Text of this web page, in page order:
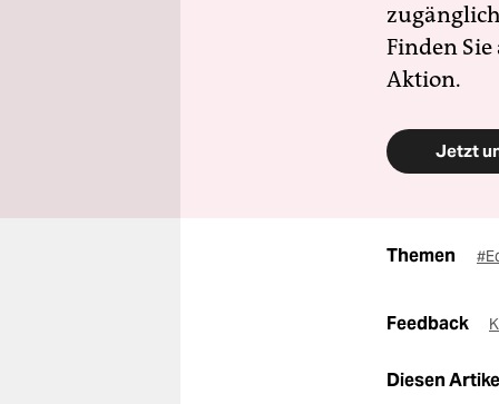
Finden
Aktion.
Jetzt
Themen
Feedback
Diesen